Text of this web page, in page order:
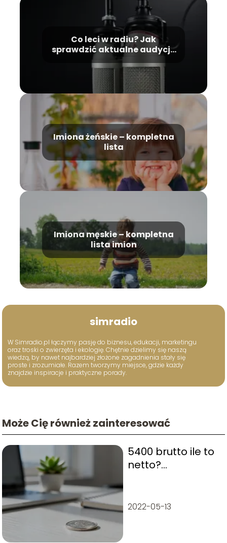
Co leci w radiu? Jak
sprawdzić aktualne audycje
i utwory?
Imiona żeńskie – kompletna
lista
Imiona męskie – kompletna
lista imion
simradio
W Simradio.pl łączymy pasję do biznesu, edukacji, marketingu
oraz troski o zwierzęta i ekologię. Chętnie dzielimy się naszą
wiedzą, by nawet najbardziej złożone zagadnienia stały się
proste i zrozumiałe. Razem tworzymy miejsce, gdzie każdy
znajdzie inspiracje i praktyczne porady.
Może Cię również zainteresować
5400 brutto ile to
netto?
2022-05-13